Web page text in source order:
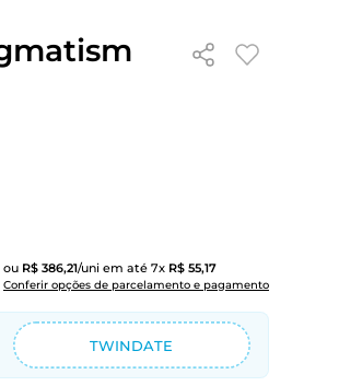
ou R$ 386,21/uni em até 7x R$ 55,17
Conferir opções de parcelamento e pagamento
TWINDATE